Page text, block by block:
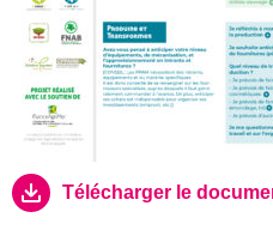
Télécharger le